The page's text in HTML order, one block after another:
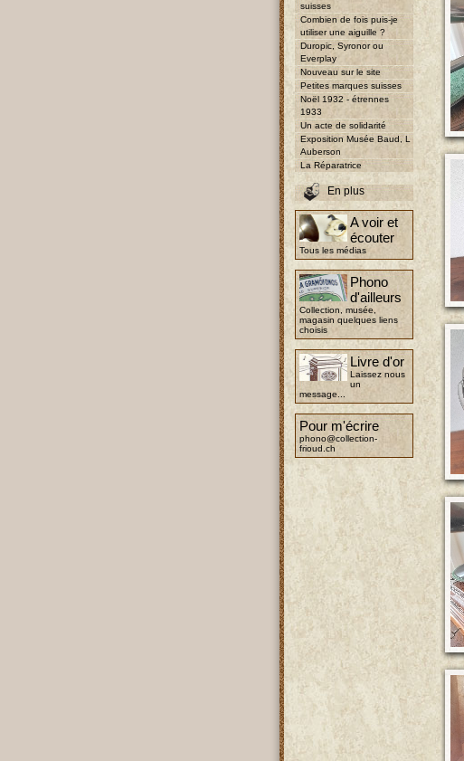
suisses
Combien de fois puis-je
utiliser une aiguille ?
Duropic, Syronor ou
Everplay
Nouveau sur le site
Petites marques suisses
Noël 1932 - étrennes
1933
Un acte de solidarité
Exposition Musée Baud, L
Auberson
La Réparatrice
En plus
A voir et
écouter
Tous les médias
Phono
d'ailleurs
Collection, musée,
magasin quelques liens
choisis
Livre d'or
Laissez nous
un
message...
Pour m'écrire
phono@collection-
frioud.ch